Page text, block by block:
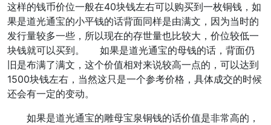
这样的钱币价位一般在40块钱左右可以购买到一枚铜钱，如
果是道光通宝的小平钱的话背面同样是由满文，因为当时的
发行量较多一些，所以现在的存世量也比较大，价位较低一
块钱就可以买到。 如果是道光通宝的母钱的话，背面仍
旧是布满了满文，这个价值相对来说较高一点的，可以达到
1500块钱左右，当然这只是一个参考价格，具体成交的时候
还会有一定的变动。
如果是道光通宝的雕母宝泉铜钱的话价值是非常高的，